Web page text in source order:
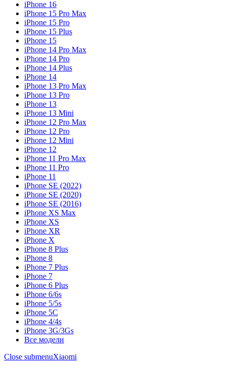
iPhone 16
iPhone 15 Pro Max
iPhone 15 Pro
iPhone 15 Plus
iPhone 15
iPhone 14 Pro Max
iPhone 14 Pro
iPhone 14 Plus
iPhone 14
iPhone 13 Pro Max
iPhone 13 Pro
iPhone 13
iPhone 13 Mini
iPhone 12 Pro Max
iPhone 12 Pro
iPhone 12 Mini
iPhone 12
iPhone 11 Pro Max
iPhone 11 Pro
iPhone 11
iPhone SE (2022)
iPhone SE (2020)
iPhone SE (2016)
iPhone XS Max
iPhone XS
iPhone XR
iPhone X
iPhone 8 Plus
iPhone 8
iPhone 7 Plus
iPhone 7
iPhone 6 Plus
iPhone 6/6s
iPhone 5/5s
iPhone 5C
iPhone 4/4s
iPhone 3G/3Gs
Все модели
Close submenuXiaomi